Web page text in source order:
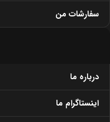
درباره ما
اینستاگرام ما
سفارشات من